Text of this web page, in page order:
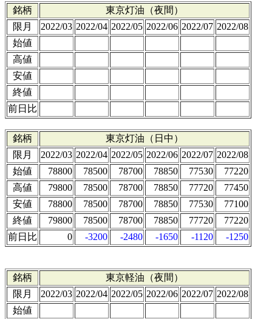
銘柄
東京灯油（夜間）
限月
2022/03 2022/04 2022/05 2022/06 2022/07 2022/08
始値
高値
安値
終値
前日比
銘柄
東京灯油（日中）
限月
2022/03 2022/04 2022/05 2022/06 2022/07 2022/08
始値
78800 78500 78700 78850 77530
77220
高値
79800 78500 78700 78850 77720
77450
安値
78800 78500 78700 78850 77530
77100
終値
79800 78500 78700 78850 77720
77220
前日比
0 -3200 -2480 -1650 -1120 -1250
銘柄
東京軽油（夜間）
限月
2022/03 2022/04 2022/05 2022/06 2022/07 2022/08
始値